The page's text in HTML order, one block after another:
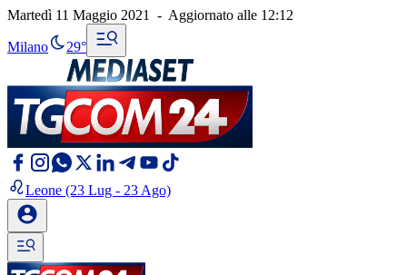
Martedì 11 Maggio 2021 - Aggiornato alle 12:12
Milano 29°
Leone (23 Lug - 23 Ago)